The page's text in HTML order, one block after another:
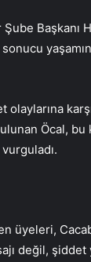
Başkanı
sonucu
Öcal, bu
üyeleri,
değil, şiddet